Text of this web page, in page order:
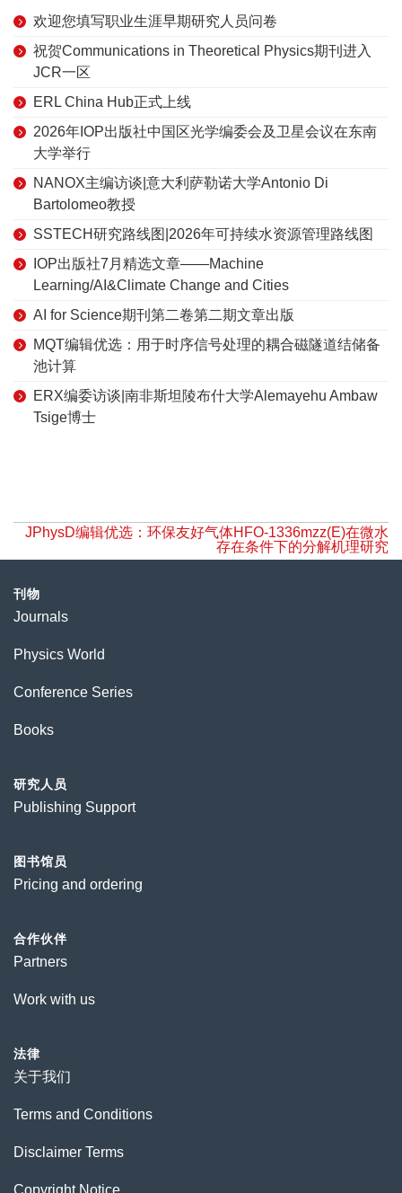
欢迎您填写职业生涯早期研究人员问卷
祝贺Communications in Theoretical Physics期刊进入
JCR一区
ERL China Hub正式上线
2026年IOP出版社中国区光学编委会及卫星会议在东南
大学举行
NANOX主编访谈|意大利萨勒诺大学Antonio Di
Bartolomeo教授
SSTECH研究路线图|2026年可持续水资源管理路线图
IOP出版社7月精选文章——Machine
Learning/AI&Climate Change and Cities
AI for Science期刊第二卷第二期文章出版
MQT编辑优选：用于时序信号处理的耦合磁隧道结储备
池计算
ERX编委访谈|南非斯坦陵布什大学Alemayehu Ambaw
Tsige博士
JPhysD编辑优选：环保友好气体HFO-1336mzz(E)在微水
存在条件下的分解机理研究
刊物
Journals
Physics World
Conference Series
Books
研究人员
Publishing Support
图书馆员
Pricing and ordering
合作伙伴
Partners
Work with us
法律
关于我们
Terms and Conditions
Disclaimer Terms
Copyright Notice